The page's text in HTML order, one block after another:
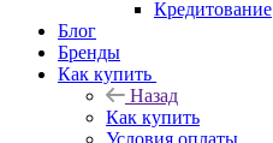
Кредитование
Блог
Бренды
Как купить
Назад
Как купить
Условия оплаты